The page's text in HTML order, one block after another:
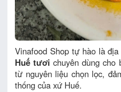
Vinafood Shop tự hào là
Huế tươi chuyên dùng cho
từ nguyên liệu chọn lọc,
thống của xứ Huế.